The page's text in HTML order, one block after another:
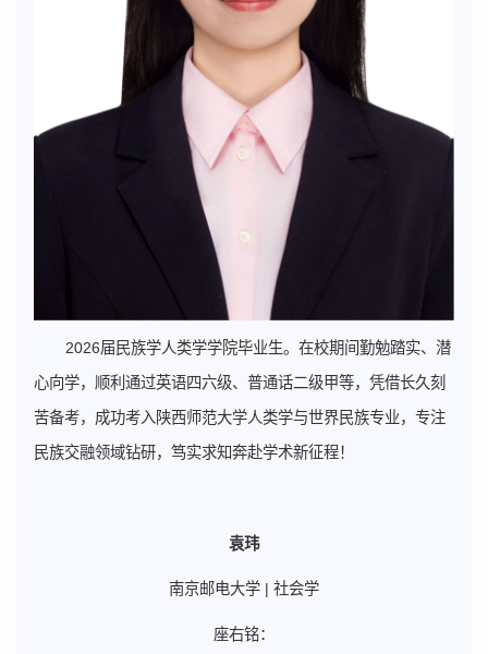
2026届民族学人类学学院毕业生。在校期间勤勉踏实、潜
心向学，顺利通过英语四六级、普通话二级甲等，凭借长久刻
苦备考，成功考入陕西师范大学人类学与世界民族专业，专注
民族交融领域钻研，笃实求知奔赴学术新征程！
袁玮
南京邮电大学 | 社会学
座右铭：